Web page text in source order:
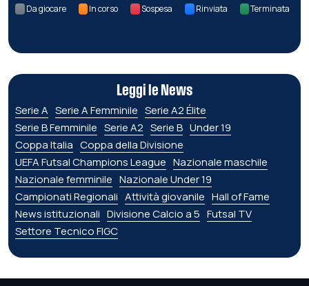
Da giocare In corso Sospesa Rinviata Terminata
Leggi le News
Serie A Serie A Femminile Serie A2 Élite
Serie B Femminile Serie A2 Serie B Under 19
Coppa Italia Coppa della Divisione
UEFA Futsal Champions League Nazionale maschile
Nazionale femminile Nazionale Under 19
Campionati Regionali Attività giovanile Hall of Fame
News istituzionali Divisione Calcio a 5 Futsal TV
Settore Tecnico FIGC